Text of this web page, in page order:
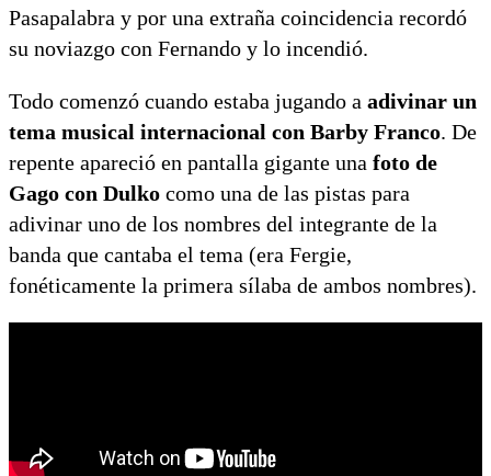
Pasapalabra y por una extraña coincidencia recordó
su noviazgo con Fernando y lo incendió.
Todo comenzó cuando estaba jugando a adivinar un
tema musical internacional con Barby Franco. De
repente apareció en pantalla gigante una foto de
Gago con Dulko como una de las pistas para
adivinar uno de los nombres del integrante de la
banda que cantaba el tema (era Fergie,
fonéticamente la primera sílaba de ambos nombres).